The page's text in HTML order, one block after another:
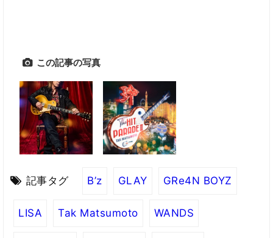
この記事の写真
記事タグ B’z GLAY GRe4N BOYZ
LISA Tak Matsumoto WANDS